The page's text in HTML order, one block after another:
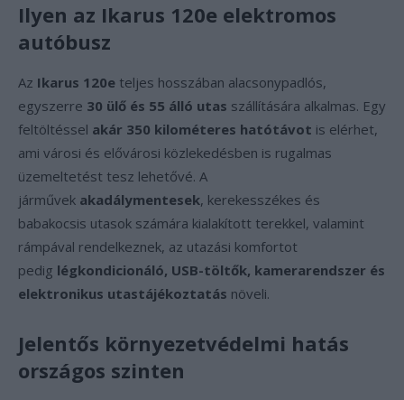
Ilyen az Ikarus 120e elektromos
autóbusz
Az Ikarus 120e teljes hosszában alacsonypadlós,
egyszerre 30 ülő és 55 álló utas szállítására alkalmas. Egy
feltöltéssel akár 350 kilométeres hatótávot is elérhet,
ami városi és elővárosi közlekedésben is rugalmas
üzemeltetést tesz lehetővé. A
járművek akadálymentesek, kerekesszékes és
babakocsis utasok számára kialakított terekkel, valamint
rámpával rendelkeznek, az utazási komfortot
pedig légkondicionáló, USB-töltők, kamerarendszer és
elektronikus utastájékoztatás növeli.
Jelentős környezetvédelmi hatás
országos szinten